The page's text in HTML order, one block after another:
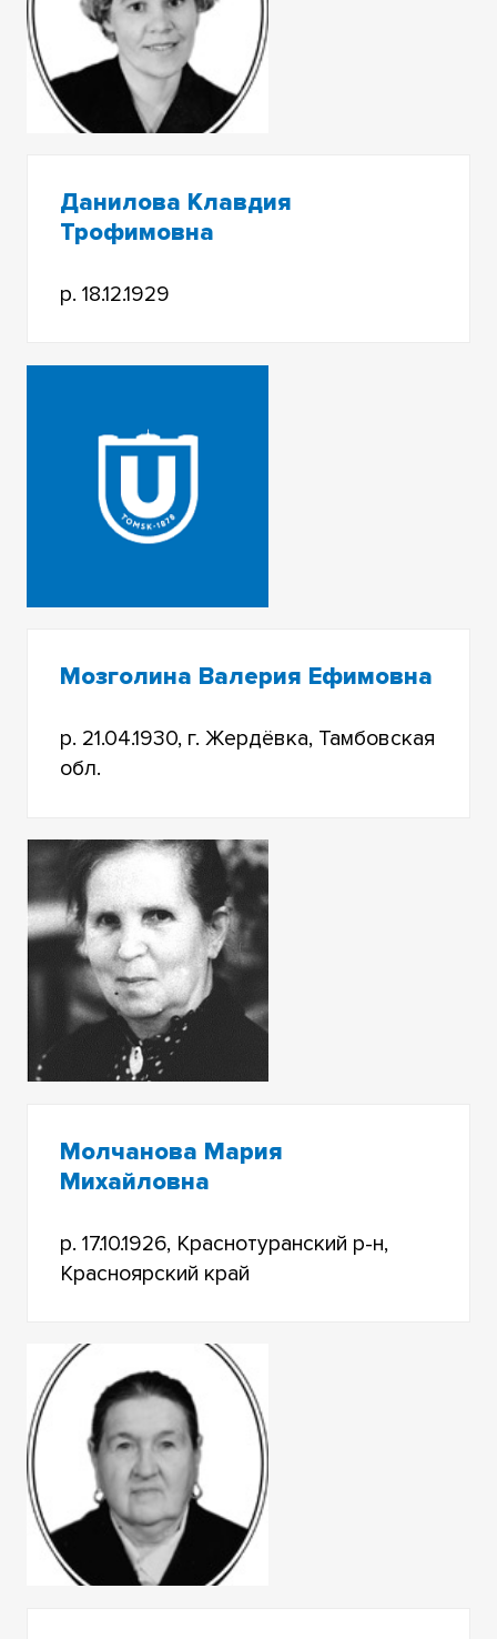
Данилова Клавдия
Трофимовна
р. 18.12.1929
Мозголина Валерия Ефимовна
р. 21.04.1930, г. Жердёвка, Тамбовская
обл.
Молчанова Мария
Михайловна
р. 17.10.1926, Краснотуранский р-н,
Красноярский край